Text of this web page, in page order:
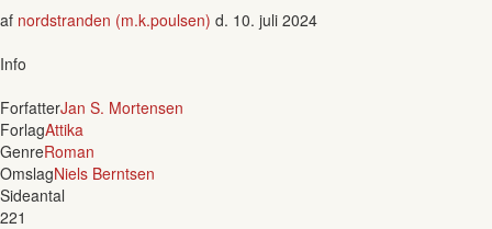
af nordstranden (m.k.poulsen) d. 10. juli 2024
Info
ForfatterJan S. Mortensen
ForlagAttika
GenreRoman
OmslagNiels Berntsen
Sideantal
221